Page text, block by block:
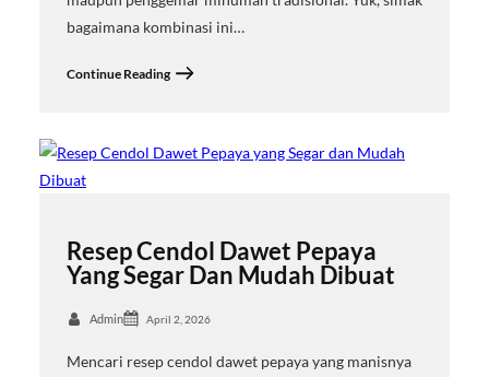
bagaimana kombinasi ini…
Continue Reading
Resep Cendol Dawet Pepaya
Yang Segar Dan Mudah Dibuat
Admin April 2, 2026
Mencari resep cendol dawet pepaya yang manisnya